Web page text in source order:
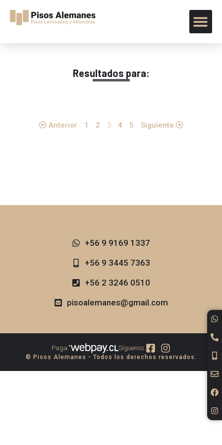
Resultados para:
Anterior 1 2 3 4 5 Siguiente
+56 9 9169 1337​
+56 9 3445 7363
+56 2 3246 0510
pisoalemanes@gmail.com
Paga: Síguenos:
© Pisos Alemanes - Todos los derechos reservados.